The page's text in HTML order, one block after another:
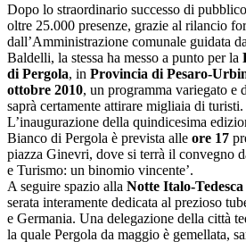
Dopo lo straordinario successo di
oltre 25.000 presenze, grazie al rilancio
dall’Amministrazione comunale guidata
Baldelli, la stessa ha messo a punto per la
di Pergola, in Provincia di Pesaro-
ottobre 2010, un programma variegato e
saprà certamente attirare migliaia di turisti.
L’inaugurazione della quindicesima
Bianco di Pergola è prevista alle ore 17
piazza Ginevri, dove si terrà il convegno
e Turismo: un binomio vincente’.
A seguire spazio alla Notte Italo-
serata interamente dedicata al prezioso
e Germania. Una delegazione della città
la quale Pergola da maggio è gemellata,